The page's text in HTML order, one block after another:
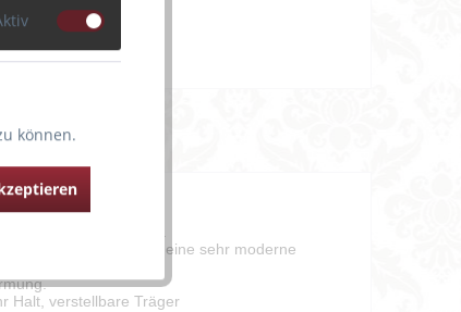
Halt gefragt ist.
dem TWIN FIRM eine sehr moderne
Halt, verstellbare Träger
können.